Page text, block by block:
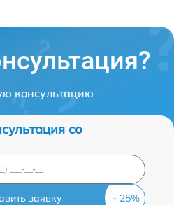
консультацию
со
заявку